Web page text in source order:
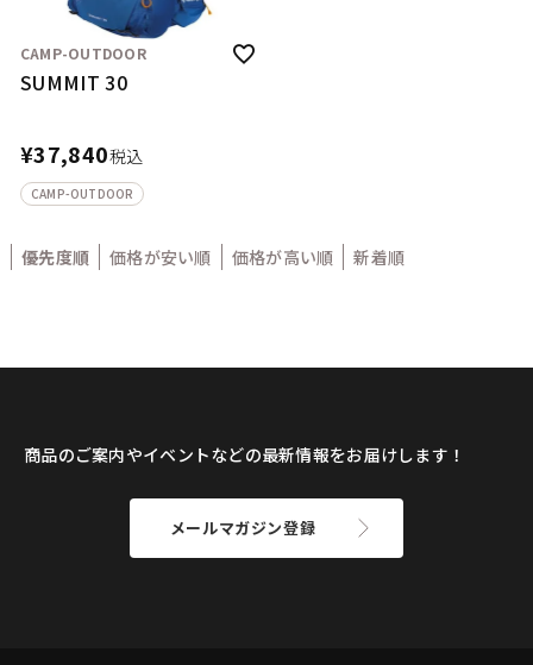
CAMP-OUTDOOR
SUMMIT 30
¥37,840税込
CAMP-OUTDOOR
優先度順 価格が安い順 価格が高い順 新着順
商品のご案内やイベントなどの最新情報をお届けします！
メールマガジン登録